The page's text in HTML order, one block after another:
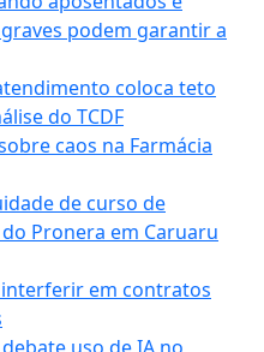
podem garantir a
coloca teto
do TCDF
caos na Farmácia
de curso de
Pronera em Caruaru
em contratos